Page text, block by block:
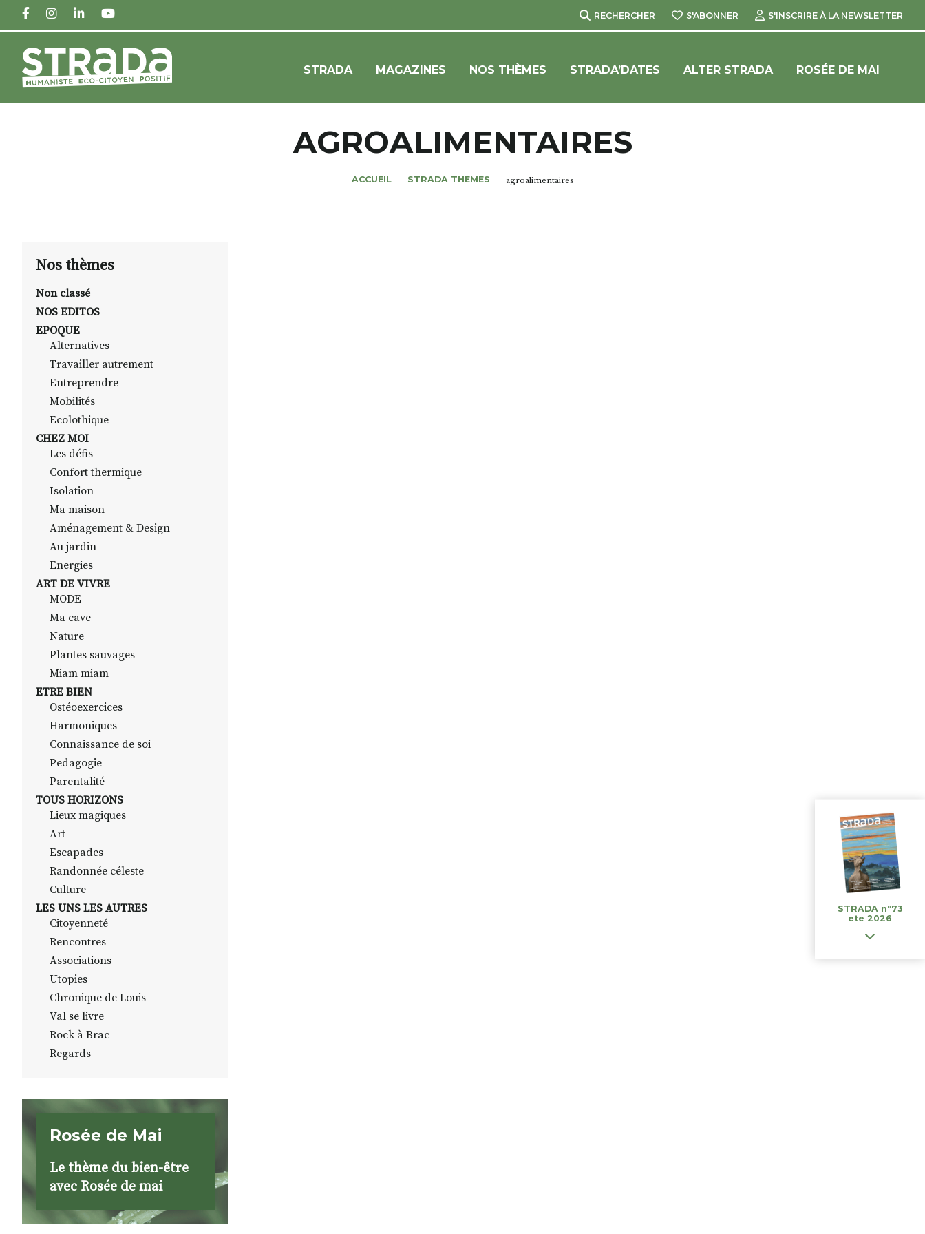
FACEBOOKINSTAGRAM
LINKEDINYOUTUBE RECHERCHER S'ABONNER S'INSCRIRE À LA NEWSLETTER
STRADA MAGAZINES NOS THÈMES STRADA’DATES ALTER STRADA ROSÉE DE MAI
AGROALIMENTAIRES
ACCUEIL STRADA THEMES agroalimentaires
Nos thèmes
Non classé
NOS EDITOS
EPOQUE
Alternatives
Travailler autrement
Entreprendre
Mobilités
Ecolothique
CHEZ MOI
Les défis
Confort thermique
Isolation
Ma maison
Aménagement & Design
Au jardin
Energies
ART DE VIVRE
MODE
Ma cave
Nature
Plantes sauvages
Miam miam
ETRE BIEN
Ostéoexercices
Harmoniques
Connaissance de soi
Pedagogie
Parentalité
TOUS HORIZONS
Lieux magiques
Art
Escapades
Randonnée céleste
Culture
LES UNS LES AUTRES
Citoyenneté
Rencontres
Associations
Utopies
Chronique de Louis
Val se livre
Rock à Brac
Regards
Rosée de Mai
Le thème du bien-être
avec Rosée de mai
STRADA n°73
ete 2026